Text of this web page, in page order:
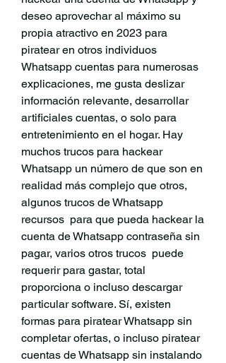
deseo aprovechar al máximo su
propia atractivo en 2023 para
piratear en otros individuos
Whatsapp cuentas para numerosas
explicaciones, me gusta deslizar
información relevante, desarrollar
artificiales cuentas, o solo para
entretenimiento en el hogar. Hay
muchos trucos para hackear
Whatsapp un número de que son en
realidad más complejo que otros,
algunos trucos de Whatsapp
recursos  para que pueda hackear la
cuenta de Whatsapp contraseña sin
pagar, varios otros trucos  puede
requerir para gastar, total
proporciona o incluso descargar
particular software. Sí, existen
formas para piratear Whatsapp sin
completar ofertas, o incluso piratear
cuentas de Whatsapp sin instalando